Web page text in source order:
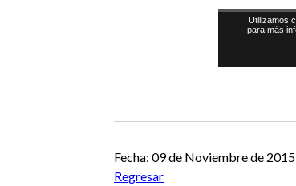
Fecha: 09 de Noviembre de 2015
Regresar